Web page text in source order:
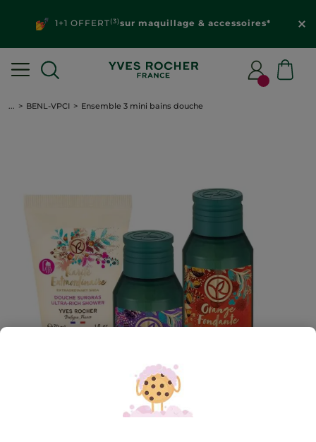
1+1 OFFERT(3)sur maquillage & accessoires*
... BENL-VPCI Ensemble 3 mini bains douche